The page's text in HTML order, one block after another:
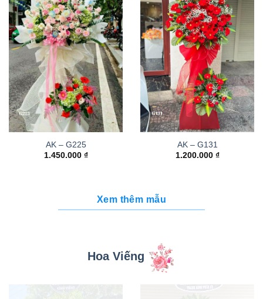
AK – G225
1.450.000 ₫
AK – G131
1.200.000 ₫
Xem thêm mẫu
Hoa Viếng